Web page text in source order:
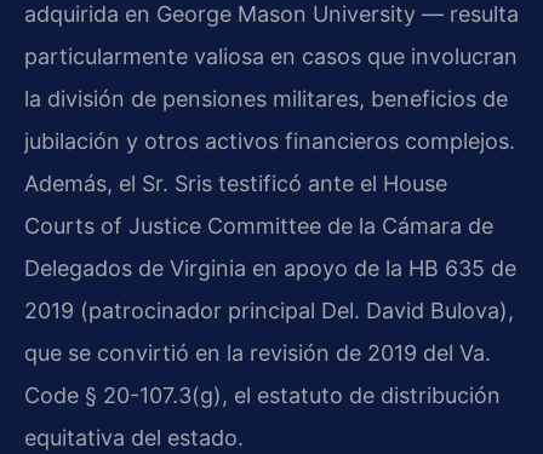
adquirida en George Mason University — resulta
particularmente valiosa en casos que involucran
la división de pensiones militares, beneficios de
jubilación y otros activos financieros complejos.
Además, el Sr. Sris testificó ante el House
Courts of Justice Committee de la Cámara de
Delegados de Virginia en apoyo de la HB 635 de
2019 (patrocinador principal Del. David Bulova),
que se convirtió en la revisión de 2019 del Va.
Code § 20-107.3(g), el estatuto de distribución
equitativa del estado.